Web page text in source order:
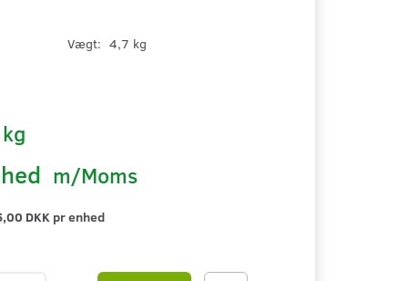
Vægt: 4,7 kg
kg
m/Moms
DKK prenhed